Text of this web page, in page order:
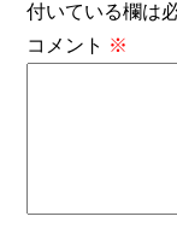
付いている欄は
コメント ※